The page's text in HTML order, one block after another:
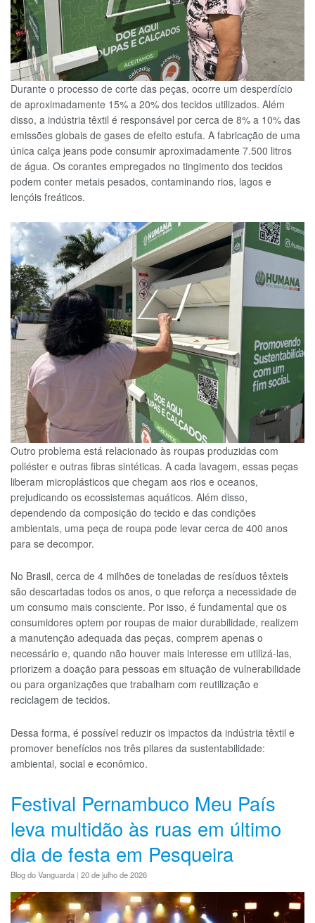
Durante o processo de corte das peças, ocorre um desperdício
de aproximadamente 15% a 20% dos tecidos utilizados. Além
disso, a indústria têxtil é responsável por cerca de 8% a 10% das
emissões globais de gases de efeito estufa. A fabricação de uma
única calça jeans pode consumir aproximadamente 7.500 litros
de água. Os corantes empregados no tingimento dos tecidos
podem conter metais pesados, contaminando rios, lagos e
lençóis freáticos.
Outro problema está relacionado às roupas produzidas com
poliéster e outras fibras sintéticas. A cada lavagem, essas peças
liberam microplásticos que chegam aos rios e oceanos,
prejudicando os ecossistemas aquáticos. Além disso,
dependendo da composição do tecido e das condições
ambientais, uma peça de roupa pode levar cerca de 400 anos
para se decompor.
No Brasil, cerca de 4 milhões de toneladas de resíduos têxteis
são descartadas todos os anos, o que reforça a necessidade de
um consumo mais consciente. Por isso, é fundamental que os
consumidores optem por roupas de maior durabilidade, realizem
a manutenção adequada das peças, comprem apenas o
necessário e, quando não houver mais interesse em utilizá-las,
priorizem a doação para pessoas em situação de vulnerabilidade
ou para organizações que trabalham com reutilização e
reciclagem de tecidos.
Dessa forma, é possível reduzir os impactos da indústria têxtil e
promover benefícios nos três pilares da sustentabilidade:
ambiental, social e econômico.
Festival Pernambuco Meu País
leva multidão às ruas em último
dia de festa em Pesqueira
Blog do Vanguarda | 20 de julho de 2026